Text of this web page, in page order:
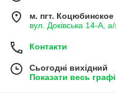
м. пгт. Коцюбинское
вул. Доківська 14-А,
Контакти
Сьогодні вихідний
Показати весь